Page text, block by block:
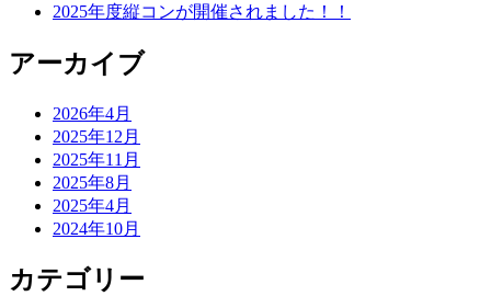
2025年度縦コンが開催されました！！
アーカイブ
2026年4月
2025年12月
2025年11月
2025年8月
2025年4月
2024年10月
カテゴリー